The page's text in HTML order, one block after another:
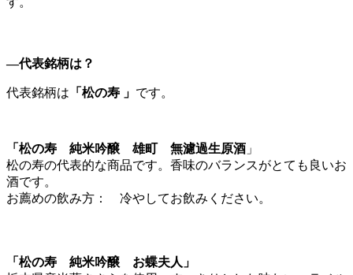
―代表銘柄は？
代表銘柄は 「 松の寿 」 です。
「松の寿 純米吟醸 雄町 無濾過生原酒 」
松の寿の代表的な商品です。香味のバランスがとても良いお
酒です。
お薦めの飲み方： 冷やしてお飲みください。
「 松の寿 純米吟醸 お蝶夫人 」